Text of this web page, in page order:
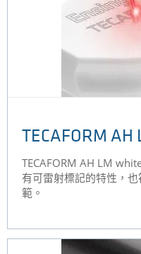
TECAFORM AH
TECAFORM AH LM
有可雷射標記的特性，
範。